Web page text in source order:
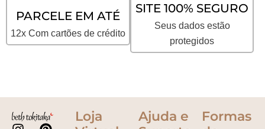
PARCELE EM ATÉ
12x Com cartões de crédito
SITE 100% SEGURO
Seus dados estão
protegidos
Loja
Ajuda e
Formas